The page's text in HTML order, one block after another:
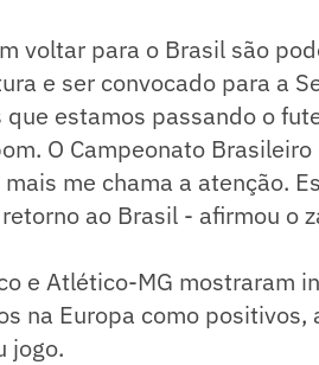
voltar para o Brasil são
e ser convocado para a
estamos passando o
O Campeonato
me chama a atenção.
ao Brasil - afirmou o
e Atlético-MG mostraram
na Europa como
jogo.